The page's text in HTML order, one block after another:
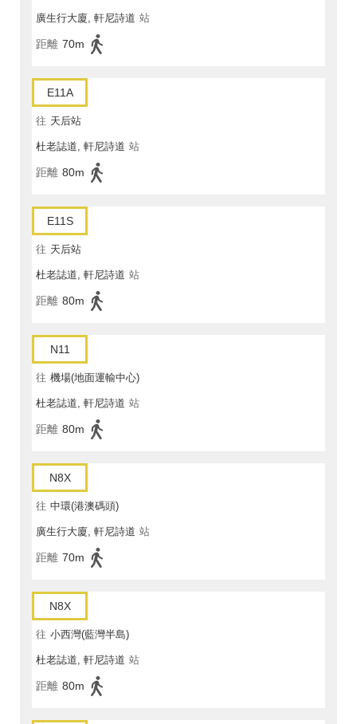
廣生行大廈, 軒尼詩道 站
距離 70m
E11A
往 天后站
杜老誌道, 軒尼詩道 站
距離 80m
E11S
往 天后站
杜老誌道, 軒尼詩道 站
距離 80m
N11
往 機場(地面運輸中心)
杜老誌道, 軒尼詩道 站
距離 80m
N8X
往 中環(港澳碼頭)
廣生行大廈, 軒尼詩道 站
距離 70m
N8X
往 小西灣(藍灣半島)
杜老誌道, 軒尼詩道 站
距離 80m